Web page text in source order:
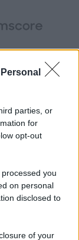
parties, or
for
opt-out
you
on personal
disclosed to
of your
- Testata
2020 - RG N.
ALL’ANSO
ONLINE)